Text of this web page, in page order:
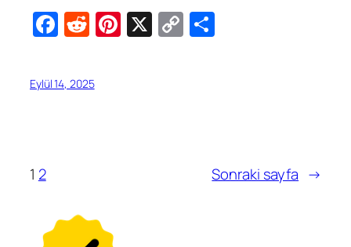
Facebook
Reddit
Pinterest
X Copy
Eylül 14, 2025
1 2 Sonraki sayfa →